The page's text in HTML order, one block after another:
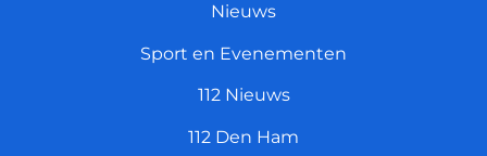
Nieuws
Sport en Evenementen
112 Nieuws
112 Den Ham